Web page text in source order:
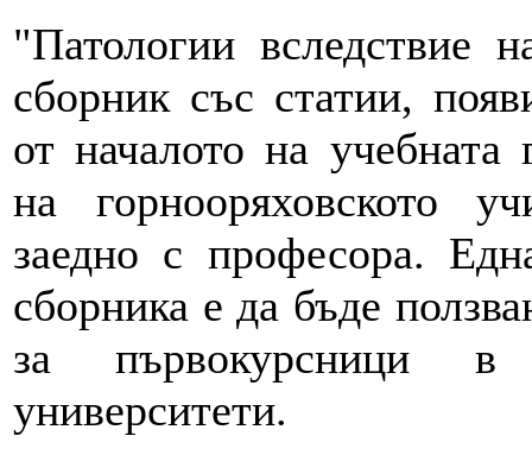
"Патологии вследствие
сборник със статии,
от началото на учебната
на горнооряховското
заедно с професора.
сборника е да бъде
за първокурсници в
университети.